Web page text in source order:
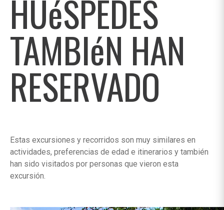
HUéSPEDES
TAMBIéN HAN
RESERVADO
Estas excursiones y recorridos son muy similares en
actividades, preferencias de edad e itinerarios y también
han sido visitados por personas que vieron esta
excursión.